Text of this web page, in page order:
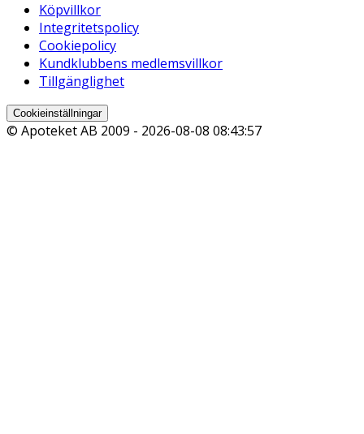
Köpvillkor
Integritetspolicy
Cookiepolicy
Kundklubbens medlemsvillkor
Tillgänglighet
Cookieinställningar
© Apoteket AB 2009 - 2026-08-08 08:43:57